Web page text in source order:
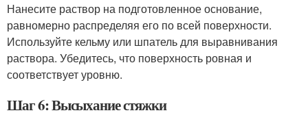
Нанесите раствор на подготовленное основание,
равномерно распределяя его по всей поверхности.
Используйте кельму или шпатель для выравнивания
раствора. Убедитесь, что поверхность ровная и
соответствует уровню.
Шаг 6: Высыхание стяжки